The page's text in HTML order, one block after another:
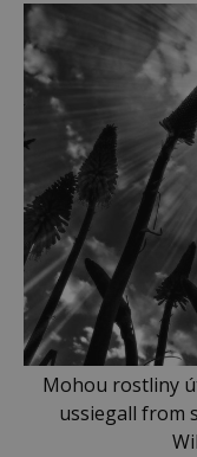
Mohou rostliny
ussiegall from